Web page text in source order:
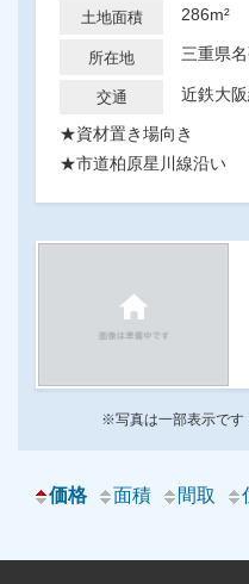
土地面積 286m²
所在地 三重県
交通 近鉄大
★資材置き場向き
★市道柏原星川線沿い
※写真は一部表示です
価格 面積 間取